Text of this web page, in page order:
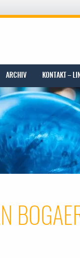
ARCHIV KONTAKT –